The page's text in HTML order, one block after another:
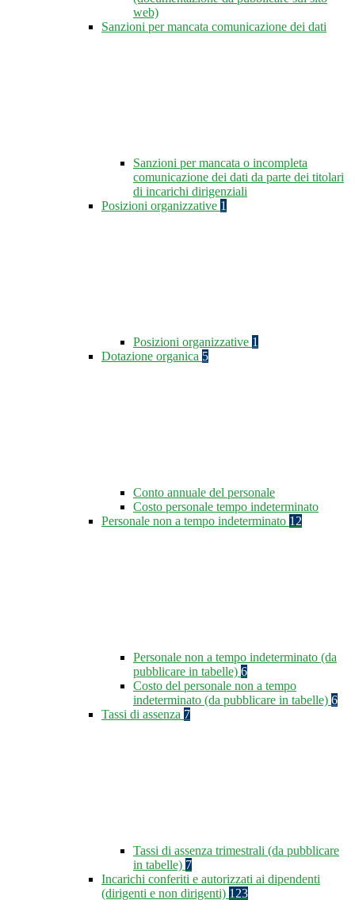
web)
Sanzioni per mancata comunicazione dei dati
Sanzioni per mancata o incompleta
comunicazione dei dati da parte dei titolari
di incarichi dirigenziali
Posizioni organizzative 1
Posizioni organizzative 1
Dotazione organica 5
Conto annuale del personale
Costo personale tempo indeterminato
Personale non a tempo indeterminato 12
Personale non a tempo indeterminato (da
pubblicare in tabelle) 6
Costo del personale non a tempo
indeterminato (da pubblicare in tabelle) 6
Tassi di assenza 7
Tassi di assenza trimestrali (da pubblicare
in tabelle) 7
Incarichi conferiti e autorizzati ai dipendenti
(dirigenti e non dirigenti) 123